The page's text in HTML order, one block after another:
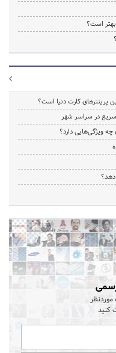
است؟
سریع در سراسر شهر
ویژگی‌هایی دارد؟
موردنظر
کنید